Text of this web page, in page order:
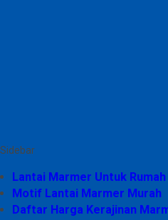
Sidebar
Lantai Marmer Untuk Rumah
Motif Lantai Marmer Murah
Daftar Harga Kerajinan